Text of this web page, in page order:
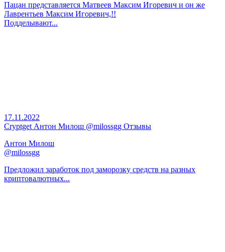
Пацан представляется Матвеев Максим Игоревич и он же
Лаврентьев Максим Игоревич,!!
Подделывают...
17.11.2022
Cryptget Антон Милош @milossgg Отзывы
Антон Милош
@milossgg
Предложил заработок под заморозку средств на разных
криптовалютных...